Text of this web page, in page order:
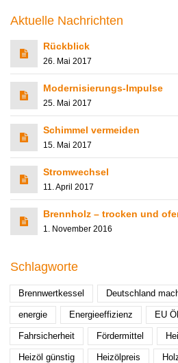
Aktuelle Nachrichten
Rückblick
26. Mai 2017
Modernisierungs-Impulse
25. Mai 2017
Schimmel vermeiden
15. Mai 2017
Stromwechsel
11. April 2017
Brennholz – trocken und
1. November 2016
Schlagworte
Brennwertkessel Deutschland
energie Energieeffizienz EU
Fahrsicherheit Fördermittel
Heizöl günstig Heizölpreis